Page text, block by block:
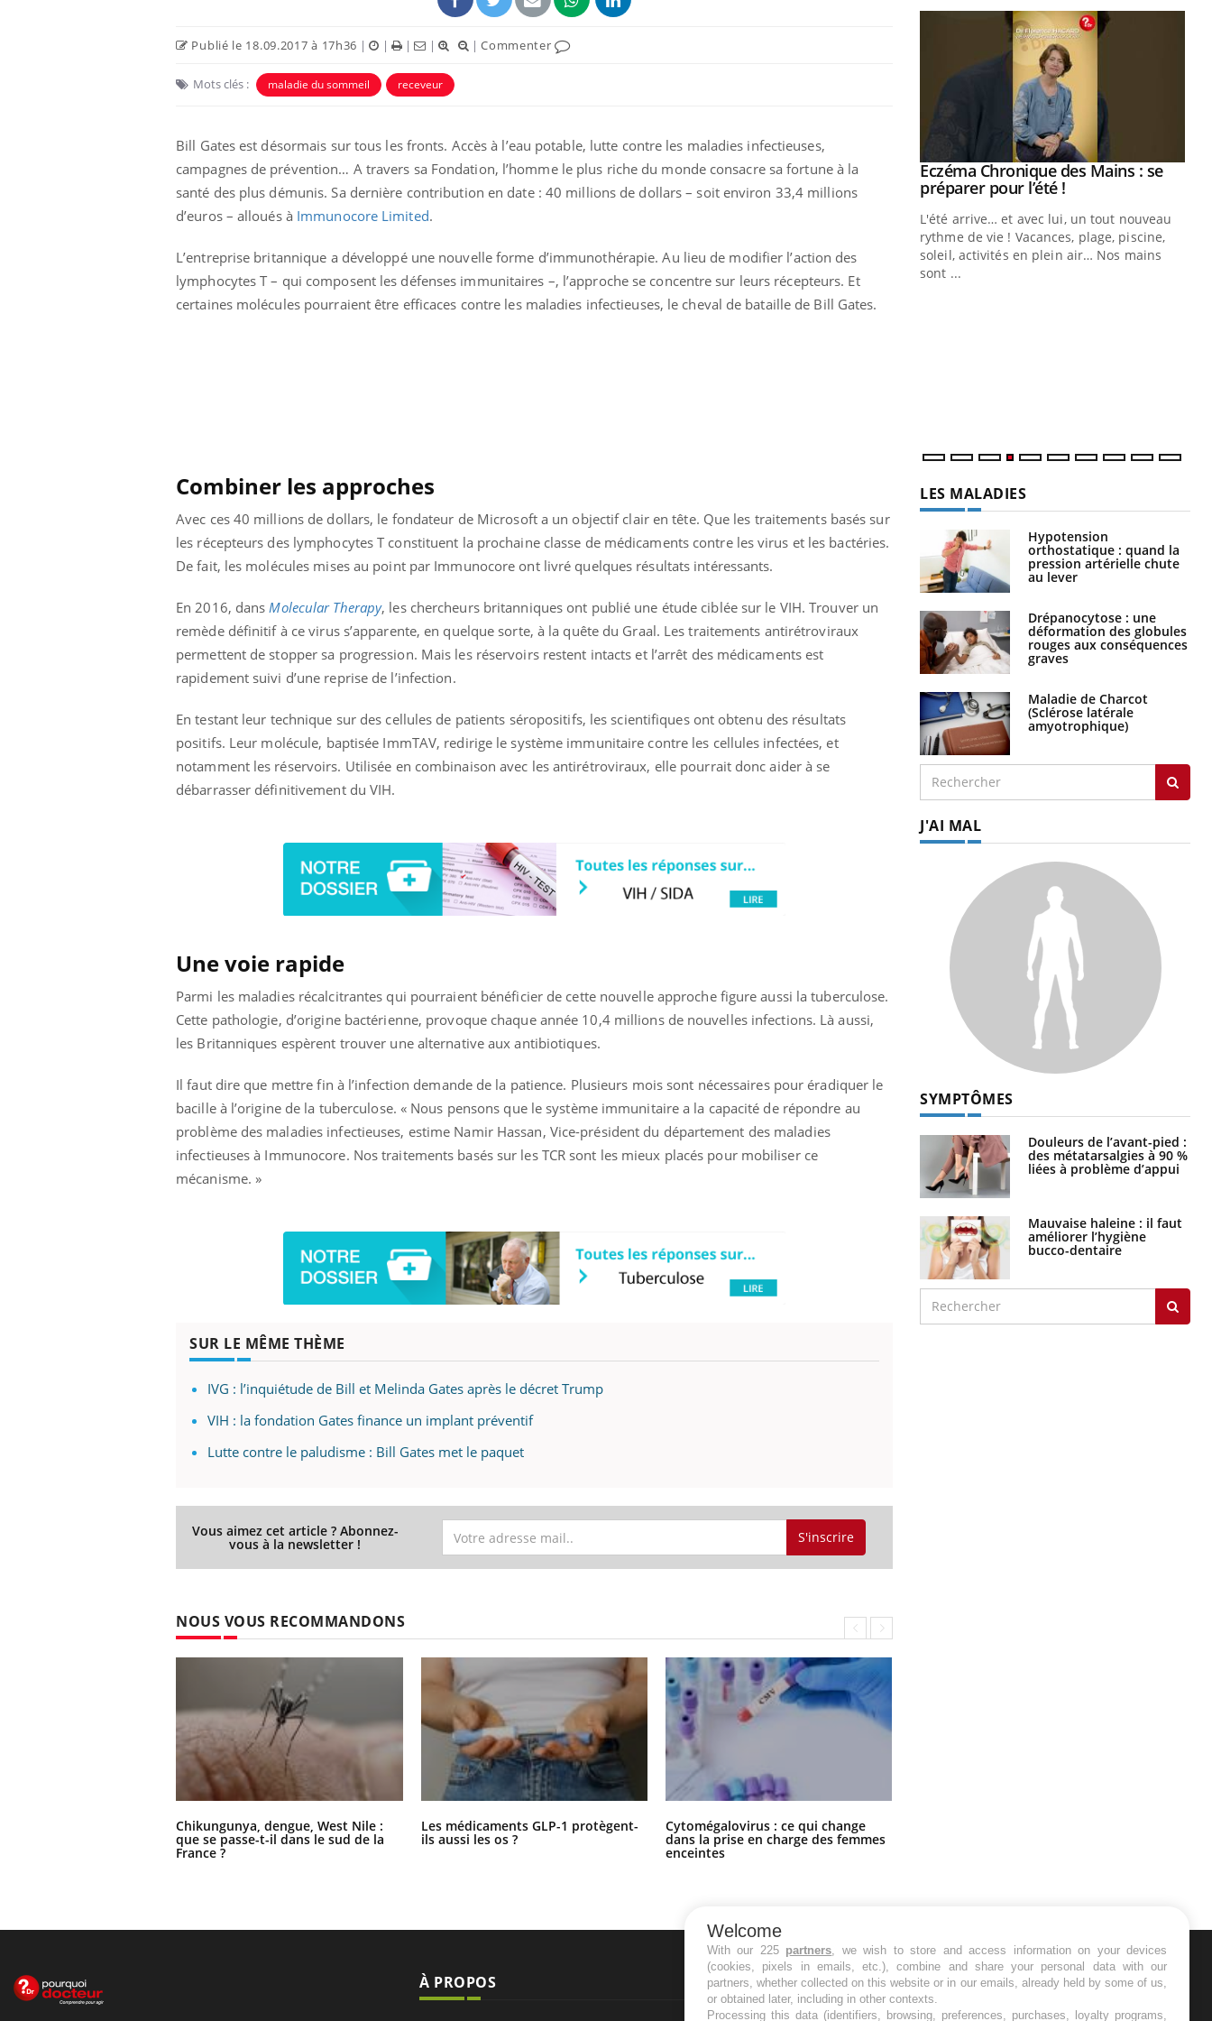
Publié le 18.09.2017 à 17h36 | | | | |Commenter
Mots clés : maladie du sommeil receveur
Bill Gates est désormais sur tous les fronts. Accès à l’eau potable, lutte contre les maladies infectieuses,
campagnes de prévention… A travers sa Fondation, l’homme le plus riche du monde consacre sa fortune à la
santé des plus démunis. Sa dernière contribution en date : 40 millions de dollars – soit environ 33,4 millions
d’euros – alloués à Immunocore Limited.
L’entreprise britannique a développé une nouvelle forme d’immunothérapie. Au lieu de modifier l’action des
lymphocytes T – qui composent les défenses immunitaires –, l’approche se concentre sur leurs récepteurs. Et
certaines molécules pourraient être efficaces contre les maladies infectieuses, le cheval de bataille de Bill Gates.
Combiner les approches
Avec ces 40 millions de dollars, le fondateur de Microsoft a un objectif clair en tête. Que les traitements basés sur
les récepteurs des lymphocytes T constituent la prochaine classe de médicaments contre les virus et les bactéries.
De fait, les molécules mises au point par Immunocore ont livré quelques résultats intéressants.
En 2016, dans Molecular Therapy, les chercheurs britanniques ont publié une étude ciblée sur le VIH. Trouver un
remède définitif à ce virus s’apparente, en quelque sorte, à la quête du Graal. Les traitements antirétroviraux
permettent de stopper sa progression. Mais les réservoirs restent intacts et l’arrêt des médicaments est
rapidement suivi d’une reprise de l’infection.
En testant leur technique sur des cellules de patients séropositifs, les scientifiques ont obtenu des résultats
positifs. Leur molécule, baptisée ImmTAV, redirige le système immunitaire contre les cellules infectées, et
notamment les réservoirs. Utilisée en combinaison avec les antirétroviraux, elle pourrait donc aider à se
débarrasser définitivement du VIH.
Une voie rapide
Parmi les maladies récalcitrantes qui pourraient bénéficier de cette nouvelle approche figure aussi la tuberculose.
Cette pathologie, d’origine bactérienne, provoque chaque année 10,4 millions de nouvelles infections. Là aussi,
les Britanniques espèrent trouver une alternative aux antibiotiques.
Il faut dire que mettre fin à l’infection demande de la patience. Plusieurs mois sont nécessaires pour éradiquer le
bacille à l’origine de la tuberculose. « Nous pensons que le système immunitaire a la capacité de répondre au
problème des maladies infectieuses, estime Namir Hassan, Vice-président du département des maladies
infectieuses à Immunocore. Nos traitements basés sur les TCR sont les mieux placés pour mobiliser ce
mécanisme. »
SUR LE MÊME THÈME
IVG : l’inquiétude de Bill et Melinda Gates après le décret Trump
VIH : la fondation Gates finance un implant préventif
Lutte contre le paludisme : Bill Gates met le paquet
Vous aimez cet article ? Abonnez-
vous à la newsletter ! S'inscrire
NOUS VOUS RECOMMANDONS
Chikungunya, dengue, West Nile :
que se passe-t-il dans le sud de la
France ?
Les médicaments GLP-1 protègent-
ils aussi les os ?
Cytomégalovirus : ce qui change
dans la prise en charge des femmes
enceintes
Carence en fer : comprendre pour
Youtube
Fatigue, irritabilité, brouillard mental ou
carence en fer sont multiples ce qui la rend
Youtube
Insuline & Charge mentale : et si on
osait en parler??Youtube
En 2026, l'insuline dans le diabète de type 2
patients comme parfois chez les soignants.
Youtube
Eczéma Chronique des Mains : se
préparer pour l’été !Youtube
L'été arrive… et avec lui, un tout nouveau
rythme de vie ! Vacances, plage, piscine,
soleil, activités en plein air… Nos mains
sont ...
LES MALADIES
Hypotension
orthostatique : quand la
pression artérielle chute
au lever
Drépanocytose : une
déformation des globules
rouges aux conséquences
graves
Maladie de Charcot
(Sclérose latérale
amyotrophique)
J'AI MAL
SYMPTÔMES
Douleurs de l’avant-pied :
des métatarsalgies à 90 %
liées à problème d’appui
Mauvaise haleine : il faut
améliorer l’hygiène
bucco-dentaire
À PROPOS NEWSLETTER
Welcome
With our 225 partners, we wish to store and access information on your devices
(cookies, pixels in emails, etc.), combine and share your personal data with our
partners, whether collected on this website or in our emails, already held by some of us,
or obtained later, including in other contexts.
Processing this data (identifiers, browsing, preferences, purchases, loyalty programs,